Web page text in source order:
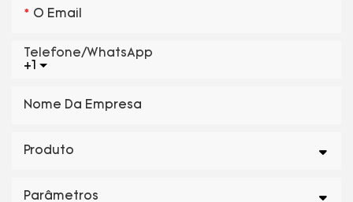
O Email
+1
Telefone/WhatsApp
Nome Da Empresa
Produto
Parâmetros